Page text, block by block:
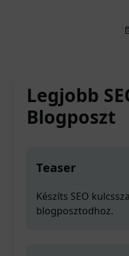
Legjobb
Blogposzt
Teaser
Készíts SEO
blogposztodhoz.